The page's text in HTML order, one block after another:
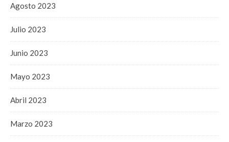
Agosto 2023
Julio 2023
Junio 2023
Mayo 2023
Abril 2023
Marzo 2023